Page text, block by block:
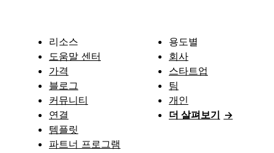
리소스
도움말 센터
가격
블로그
커뮤니티
연결
템플릿
파트너 프로그램
용도별
회사
스타트업
팀
개인
더 살펴보기 →